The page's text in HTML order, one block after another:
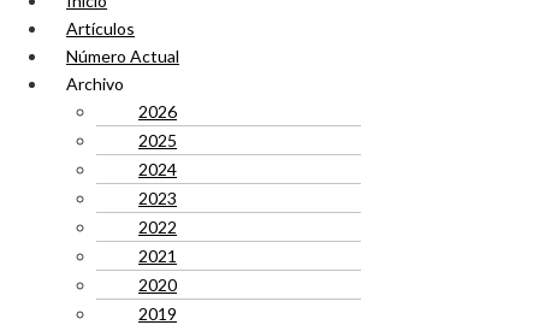
Artículos
Número Actual
Archivo
2026
2025
2024
2023
2022
2021
2020
2019